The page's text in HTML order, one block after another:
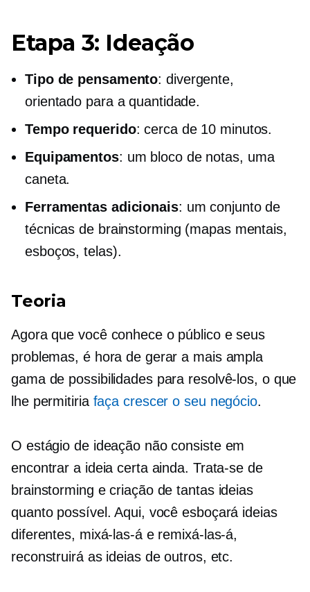
Etapa 3: Ideação
Tipo de pensamento: divergente,
orientado para a quantidade.
Tempo requerido: cerca de 10 minutos.
Equipamentos: um bloco de notas, uma
caneta.
Ferramentas adicionais: um conjunto de
técnicas de brainstorming (mapas mentais,
esboços, telas).
Teoria
Agora que você conhece o público e seus
problemas, é hora de gerar a mais ampla
gama de possibilidades para resolvê-los, o que
lhe permitiria faça crescer o seu negócio.
O estágio de ideação não consiste em
encontrar a ideia certa ainda. Trata-se de
brainstorming e criação de tantas ideias
quanto possível. Aqui, você esboçará ideias
diferentes, mixá-las-á e remixá-las-á,
reconstruirá as ideias de outros, etc.